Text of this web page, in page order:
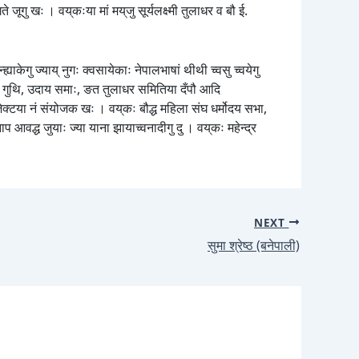
जूगु खः । वय्‌कःया मां मय्‌जु सूर्यलक्ष्मी तुलाधर व बौ ई.
ज्याय् नुगः क्वसायेकाः नेपालभाषां थीथी च्वसु च्वयेगु
गुथि, उदाय समाः, ङत तुलाधर समितिया दँपौ आदि
नं संयोजक खः । वय्‌कः बौद्ध महिला संघ धर्मोदय सभा,
जुयाः ज्या याना झायाच्वनादीगु दु । वय्‌कः महेन्द्र
NEXT
सुमा श्रेष्ठ (बनेपाली)